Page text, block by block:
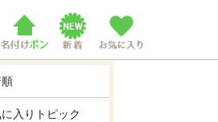
入りトピック